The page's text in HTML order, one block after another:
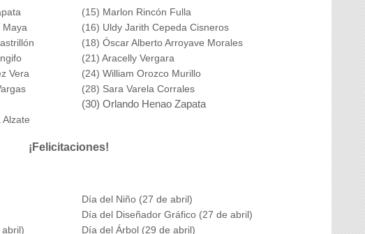
Maya
Vera
(15) Marlon Rincón Fulla
(16) Uldy Jarith Cepeda Cisneros
(18) Óscar Alberto Arroyave Morales
(21) Aracelly Vergara
(24) William Orozco Murillo
(28) Sara Varela Corrales
(30) Orlando Henao Zapata
¡Felicitaciones!
Día del Niño (27 de abril)
Día del Diseñador Gráfico (27 de abril)
Día del Árbol (29 de abril)